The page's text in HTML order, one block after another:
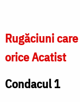
Rugăciuni
orice Acatist
Condacul 1